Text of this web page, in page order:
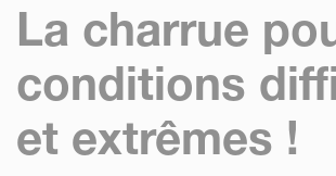
La charrue
conditions
et extrêmes !